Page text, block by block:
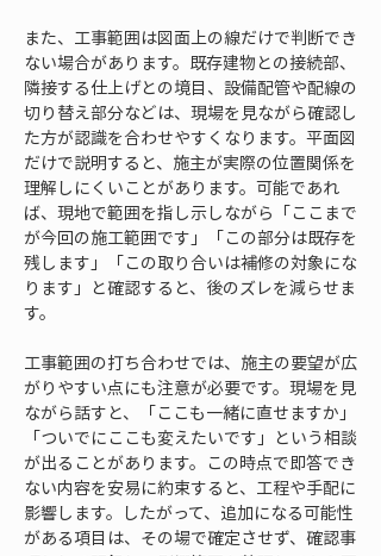
また、工事範囲は図面上の線だけで判断でき
ない場合があります。既存建物との接続部、
隣接する仕上げとの境目、設備配管や配線の
切り替え部分などは、現場を見ながら確認し
た方が認識を合わせやすくなります。平面図
だけで説明すると、施主が実際の位置関係を
理解しにくいことがあります。可能であれ
ば、現地で範囲を指し示しながら「ここまで
が今回の施工範囲です」「この部分は既存を
残します」「この取り合いは補修の対象にな
ります」と確認すると、後のズレを減らせま
す。
工事範囲の打ち合わせでは、施主の要望が広
がりやすい点にも注意が必要です。現場を見
ながら話すと、「ここも一緒に直せますか」
「ついでにここも変えたいです」という相談
が出ることがあります。この時点で即答でき
ない内容を安易に約束すると、工程や手配に
影響します。したがって、追加になる可能性
がある項目は、その場で確定させず、確認事